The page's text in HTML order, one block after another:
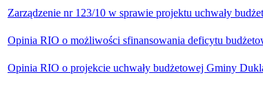
Zarządzenie nr 123/10 w sprawie projektu uchwały
Opinia RIO o możliwości sfinansowania deficytu
Opinia RIO o projekcie uchwały budżetowej Gminy